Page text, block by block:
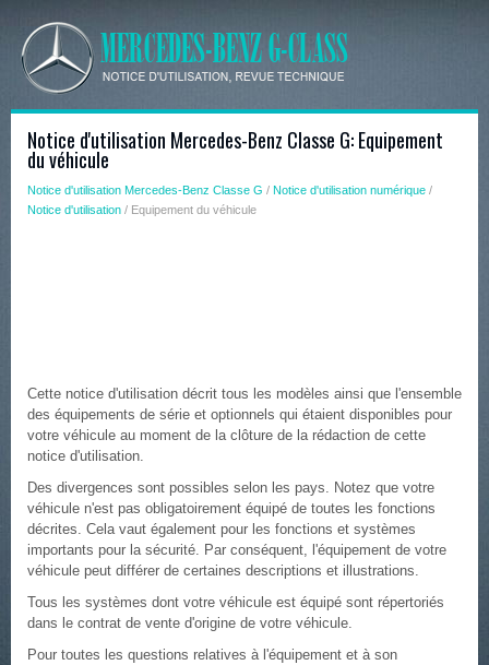
Notice d'utilisation Mercedes-Benz Classe G: Equipement
du véhicule
Notice d'utilisation Mercedes-Benz Classe G / Notice d'utilisation numérique /
Notice d'utilisation / Equipement du véhicule
Cette notice d'utilisation décrit tous les modèles ainsi que l'ensemble
des équipements de série et optionnels qui étaient disponibles pour
votre véhicule au moment de la clôture de la rédaction de cette
notice d'utilisation.
Des divergences sont possibles selon les pays. Notez que votre
véhicule n'est pas obligatoirement équipé de toutes les fonctions
décrites. Cela vaut également pour les fonctions et systèmes
importants pour la sécurité. Par conséquent, l'équipement de votre
véhicule peut différer de certaines descriptions et illustrations.
Tous les systèmes dont votre véhicule est équipé sont répertoriés
dans le contrat de vente d'origine de votre véhicule.
Pour toutes les questions relatives à l'équipement et à son